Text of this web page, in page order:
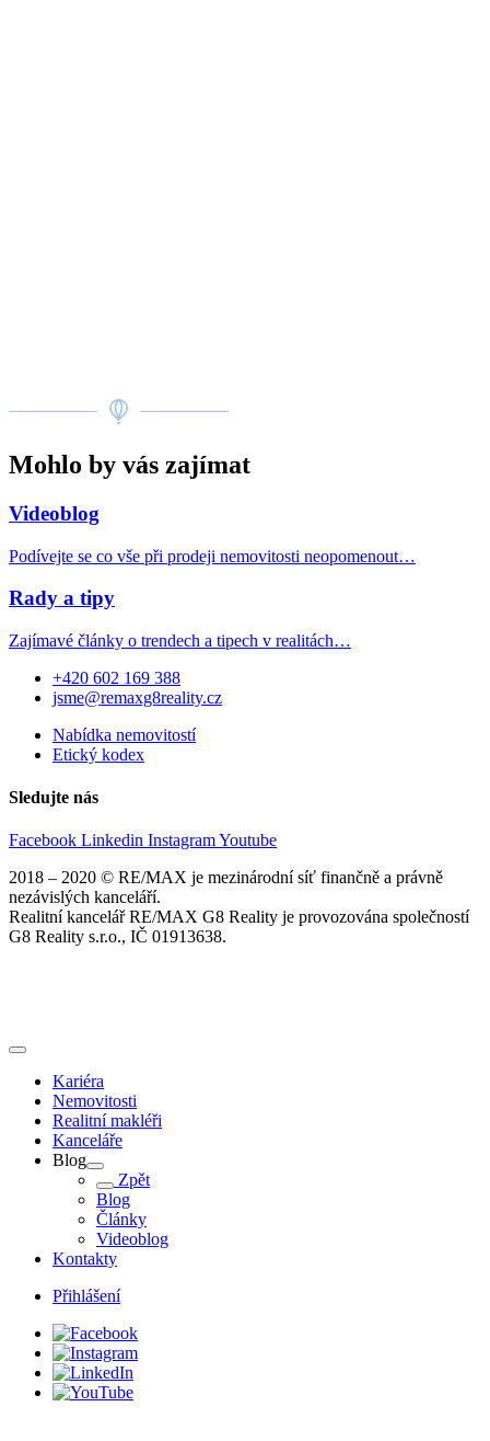
Mohlo by vás zajímat
Videoblog
Podívejte se co vše při prodeji nemovitosti neopomenout…
Rady a tipy
Zajímavé články o trendech a tipech v realitách…
+420 602 169 388
jsme@remaxg8reality.cz
Nabídka nemovitostí
Etický kodex
Sledujte nás
Facebook Linkedin InstagramYoutube
2018 – 2020 © RE/MAX je mezinárodní síť finančně a právně
nezávislých kanceláří.
Realitní kancelář RE/MAX G8 Reality je provozována společností
G8 Reality s.r.o., IČ 01913638.
Kariéra
Nemovitosti
Realitní makléři
Kanceláře
Blog
Zpět
Blog
Články
Videoblog
Kontakty
Přihlášení